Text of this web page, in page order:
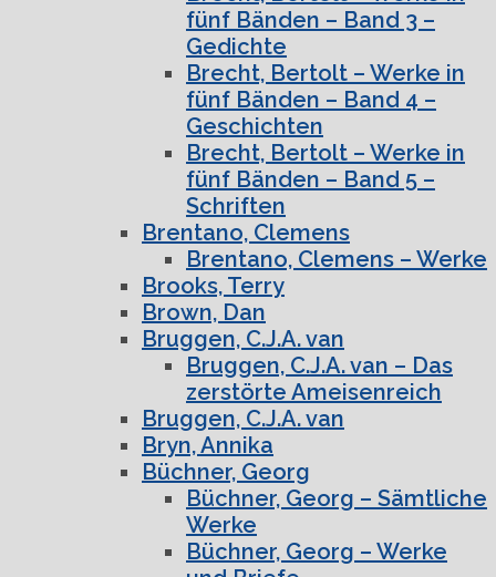
fünf Bänden – Band 3 –
Gedichte
Brecht, Bertolt – Werke in
fünf Bänden – Band 4 –
Geschichten
Brecht, Bertolt – Werke in
fünf Bänden – Band 5 –
Schriften
Brentano, Clemens
Brentano, Clemens – Werke
Brooks, Terry
Brown, Dan
Bruggen, C.J.A. van
Bruggen, C.J.A. van – Das
zerstörte Ameisenreich
Bruggen, C.J.A. van
Bryn, Annika
Büchner, Georg
Büchner, Georg – Sämtliche
Werke
Büchner, Georg – Werke